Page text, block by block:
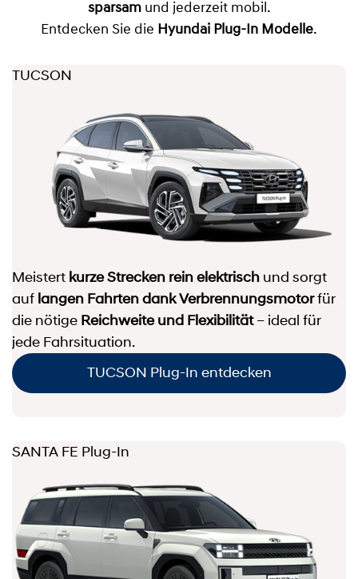
sparsamund jederzeit mobil.
Entdecken Sie die Hyundai Plug-In Modelle.
TUCSON
Meistert kurze Strecken rein elektrisch und sorgt
auf langen Fahrten dank Verbrennungsmotorfür
die nötige Reichweite und Flexibilität– ideal für
jede Fahrsituation.
TUCSON Plug-In entdecken
SANTA FE Plug-In